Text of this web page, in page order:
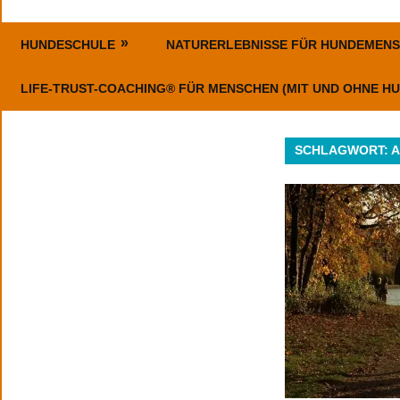
ErlebnisHunde
–
HundeErlebnisse
und
HUNDESCHULE NATURERLEBNISSE FÜR
LIFE-TRUST-COACHING® FÜR MENSCHEN (MIT UND OHNE
SCHLAGWORT: